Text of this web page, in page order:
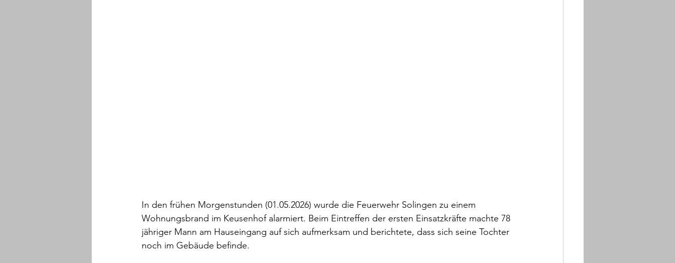
In den frühen Morgenstunden (01.05.2026) wurde die Feuerwehr Solingen zu einem
Wohnungsbrand im Keusenhof alarmiert. Beim Eintreffen der ersten Einsatzkräfte machte 78
jähriger Mann am Hauseingang auf sich aufmerksam und berichtete, dass sich seine Tochter
noch im Gebäude befinde.